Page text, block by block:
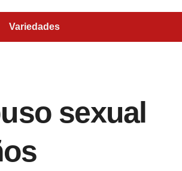
Variedades
sexual